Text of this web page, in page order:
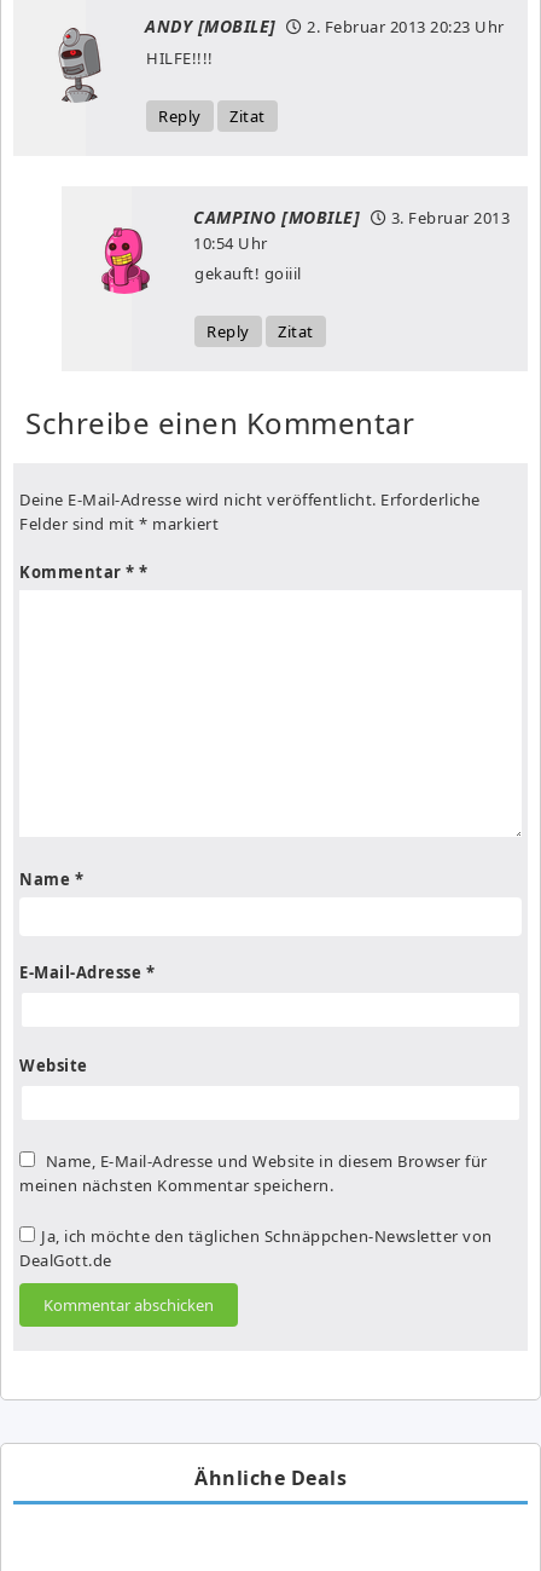
ANDY [MOBILE] 2. Februar 2013 20:23 Uhr
HILFE!!!!
Reply Zitat
CAMPINO [MOBILE]
3. Februar 2013
10:54 Uhr
gekauft! goiiil
Reply Zitat
Schreibe einen Kommentar
Deine E-Mail-Adresse wird nicht veröffentlicht. Erforderliche
Felder sind mit * markiert
Kommentar *
Name *
E-Mail-Adresse *
Website
Name, E-Mail-Adresse und Website in diesem Browser für
meinen nächsten Kommentar speichern.
Ja, ich möchte den täglichen Schnäppchen-Newsletter von
DealGott.de
Ähnliche Deals